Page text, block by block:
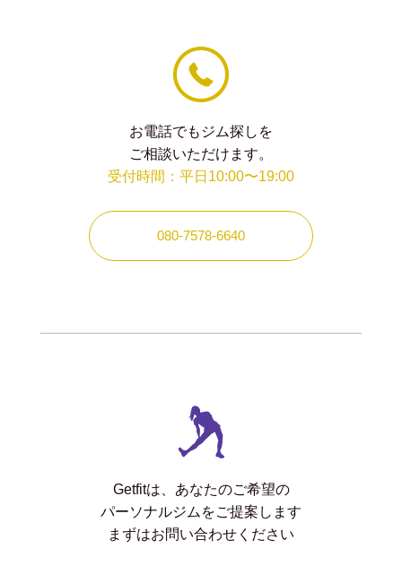
お電話でもジム探しを
ご相談いただけます。
受付時間：平日10:00〜19:00
080-7578-6640
Getfitは、あなたのご希望の
パーソナルジムをご提案します
まずはお問い合わせください